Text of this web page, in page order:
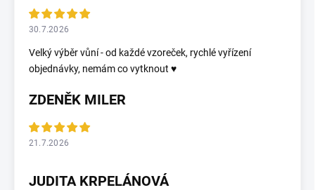
30.7.2026
Velký výběr vůní - od každé vzoreček, rychlé vyřízení
objednávky, nemám co vytknout ♥️
ZDENĚK MILER
21.7.2026
JUDITA KRPELÁNOVÁ